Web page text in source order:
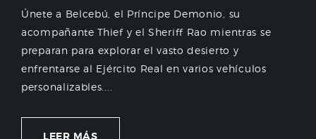
Únete a Belcebú, el Príncipe Demonio, su
acompañante Thief y el Sheriff Rao mientras se
preparan para explorar el vasto desierto y
enfrentarse al Ejército Real en varios vehículos
personalizables....
LEER MÁS